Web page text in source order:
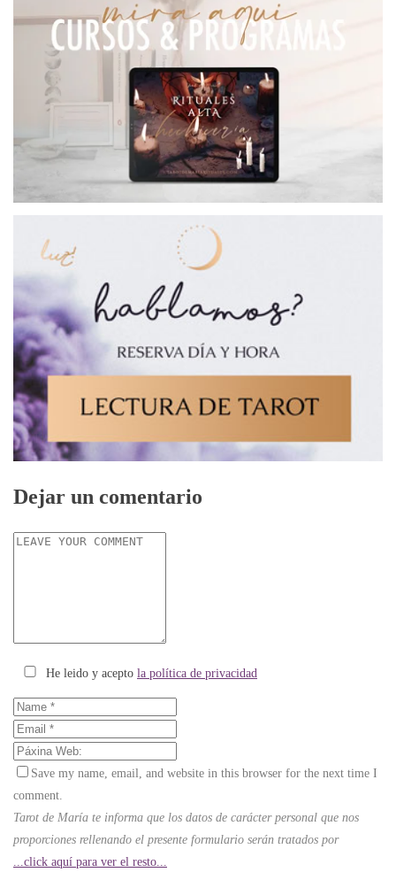
Dejar un comentario
He leido y acepto la política de privacidad
Save my name, email, and website in this browser for the next time I
comment.
Tarot de María te informa que los datos de carácter personal que nos
proporciones rellenando el presente formulario serán tratados por
...click aquí para ver el resto...